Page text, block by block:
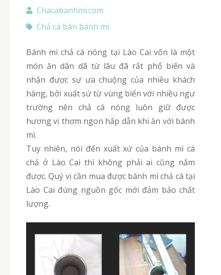
Chacabanhmi.com
Chả cá bán bánh mì
Bánh mì chả cá nóng tại Lào Cai vốn là một
món ăn dân dã từ lâu đã rất phổ biến và
nhận được sự ưa chuộng của nhiều khách
hàng, bởi xuất sứ từ vùng biển với nhiều ngư
trường nên chả cá nóng luôn giữ được
hương vị thơm ngon hấp dẫn khi ăn với bánh
mì.
Tuy nhiên, nói đến xuất xứ của bánh mì cá
chả ở Lào Cai thì không phải ai cũng nắm
được. Quý vị cần mua được bánh mì chả cá tại
Lào Cai đúng nguồn gốc mới đảm bảo chất
lượng.